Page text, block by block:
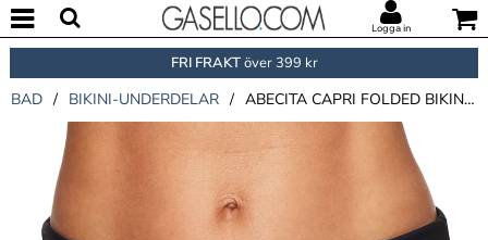
Logga in
FRI FRAKTöver 399 kr
BAD / BIKINI-UNDERDELAR / ABECITA CAPRI FOLDED BIKINI BRIEF